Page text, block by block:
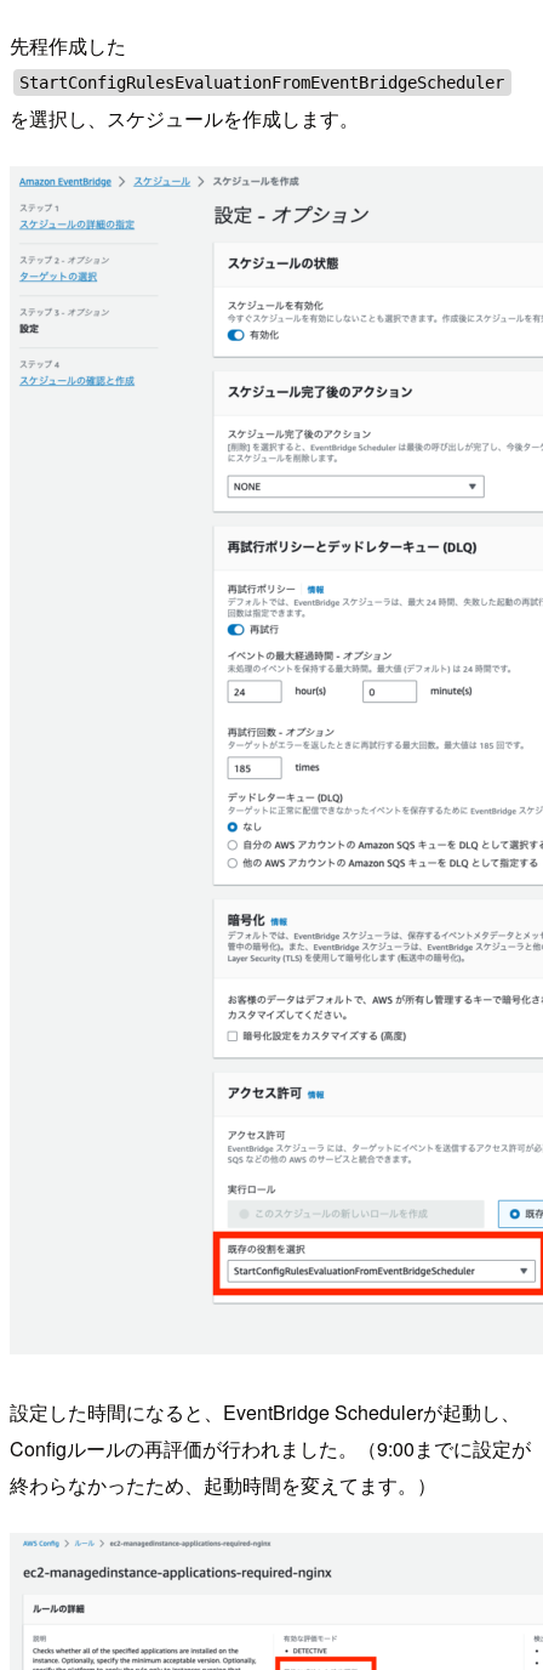
先程作成した
StartConfigRulesEvaluationFromEventBridgeScheduler
を選択し、スケジュールを作成します。
設定した時間になると、EventBridge Schedulerが起動し、
Configルールの再評価が行われました。（9:00までに設定が
終わらなかったため、起動時間を変えてます。）